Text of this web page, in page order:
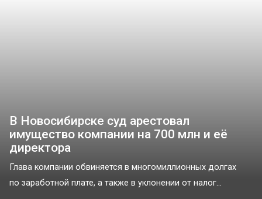
В Новосибирске суд арестовал
имущество компании на 700 млн и её
директора
Глава компании обвиняется в многомиллионных долгах
по заработной плате, а также в уклонении от налог...